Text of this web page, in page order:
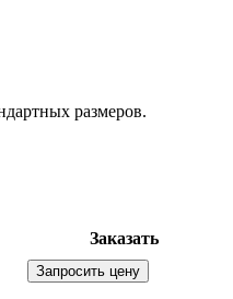
размеров.
Заказать
Запросить цену